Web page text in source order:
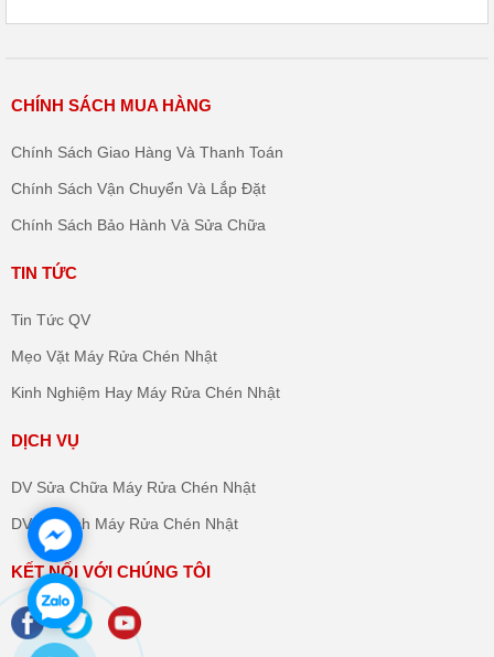
CHÍNH SÁCH MUA HÀNG
Chính Sách Giao Hàng Và Thanh Toán
Chính Sách Vận Chuyển Và Lắp Đặt
Chính Sách Bảo Hành Và Sửa Chữa
TIN TỨC
Tin Tức QV
Mẹo Vặt Máy Rửa Chén Nhật
Kinh Nghiệm Hay Máy Rửa Chén Nhật
DỊCH VỤ
DV Sửa Chữa Máy Rửa Chén Nhật
DV Vệ Sinh Máy Rửa Chén Nhật
KẾT NỐI VỚI CHÚNG TÔI